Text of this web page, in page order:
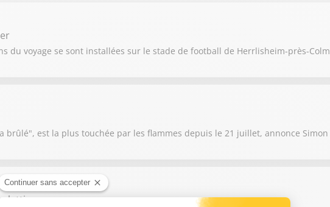
du voyage se sont installées sur le stade de football de Herrlisheim-près-
brûlé", est la plus touchée par les flammes depuis le 21 juillet, annonce